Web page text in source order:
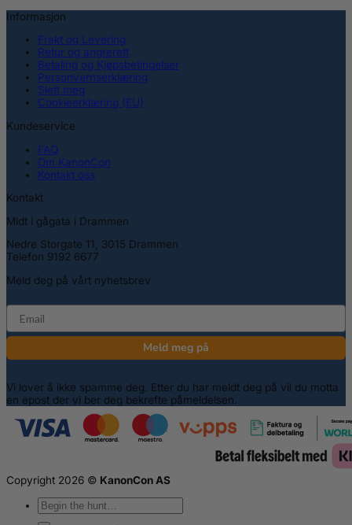
Informasjon
Frakt og Levering
Retur og angrerett
Betaling og Kjøpsbetingelser
Personvernserklæring
Slett meg
Cookieerklæring (EU)
Kundeservice
FAQ
Om KanonCon
Kontakt oss
Kontakt
Midt i gågata i Drammen
Nedre Storgate 11, 3015 Drammen
Telefon 9192 6677
Meld deg på vårt nyhetsbrev
email
Meld meg på
Vi lover å ikke spamme deg. Etter du har meldt deg på vil du motta
en epost der vi ber deg bekrefte påmeldelsen.
Copyright 2026 © KanonCon AS
Søk
etter: